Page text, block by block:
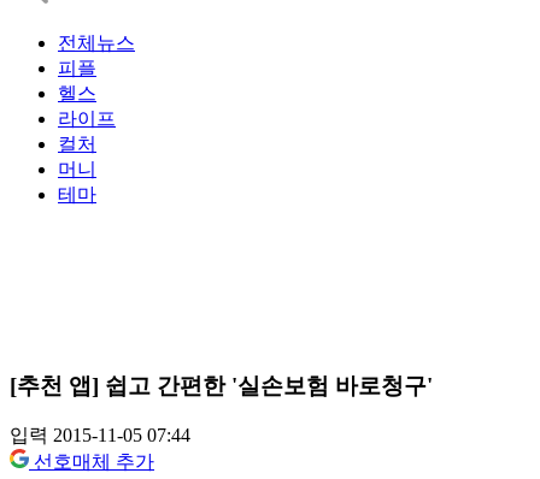
전체뉴스
피플
헬스
라이프
컬처
머니
테마
[추천 앱] 쉽고 간편한 '실손보험 바로청구'
입력 2015-11-05 07:44
선호매체 추가